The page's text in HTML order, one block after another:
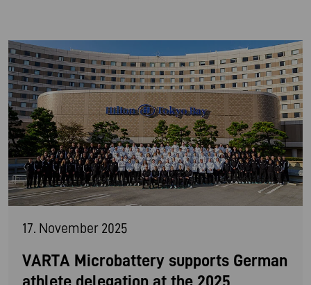
17. November 2025
VARTA Microbattery supports German
athlete delegation at the 2025